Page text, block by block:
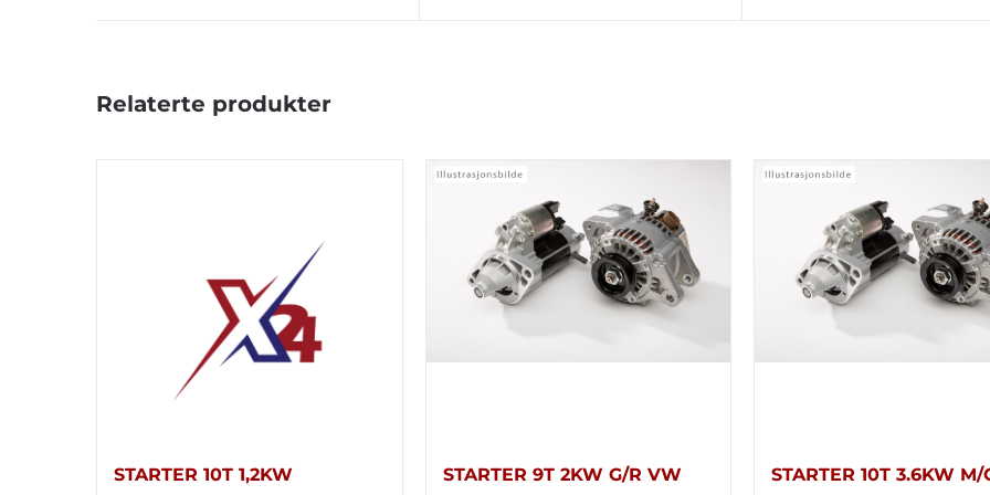
Relaterte produkter
STARTER 10T 1,2KW STARTER 9T 2KW G/R VW STARTER 10T 3.6KW M/